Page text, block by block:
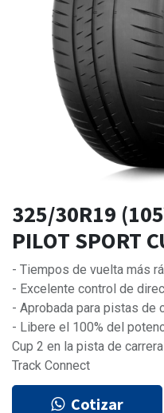
325/30R19
PILOT SPORT
- Tiempos de vuelta más
- Excelente control de
- Aprobada para pistas de
- Libere el 100% del
Cup 2 en la pista de
Track Connect
Cotizar